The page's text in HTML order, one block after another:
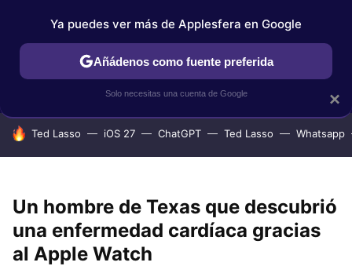
IPHONE TUTORIALES APPLESFERA SELECCIÓN
HOY SE HABLA DE
Ted Lasso iOS 27 ChatGPT Ted Lasso Whatsapp
Un hombre de Texas que descubrió
una enfermedad cardíaca gracias
al Apple Watch
×
Ya puedes ver más de Applesfera en Google
Añádenos como fuente preferida
Solo necesitas una cuenta de Google